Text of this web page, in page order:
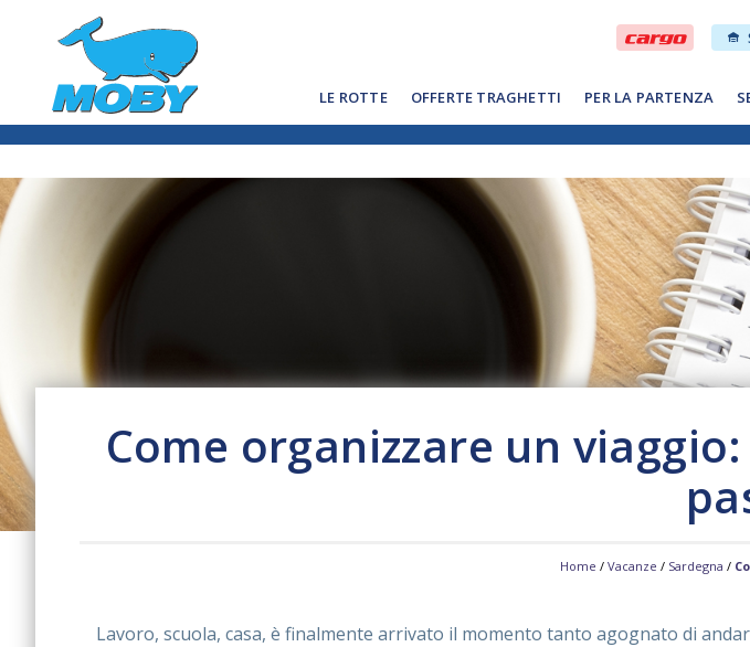
LE ROTTE OFFERTE TRAGHETTI PER LA PARTENZA
Come organizzare un
Home / Vacanze / Sardegna /
Lavoro, scuola, casa, è finalmente arrivato il momento tanto agognato di